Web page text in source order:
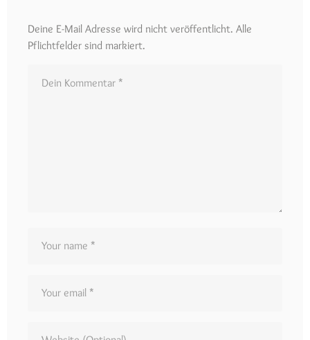
Deine E-Mail Adresse wird nicht veröffentlicht. Alle
Pflichtfelder sind markiert.